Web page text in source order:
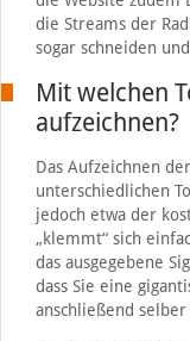
die Streams der
sogar schneiden
Mit welchen
aufzeichnen?
Das Aufzeichnen
unterschiedlichen
jedoch etwa der
„klemmt“ sich
das ausgegebene
dass Sie eine
anschließend